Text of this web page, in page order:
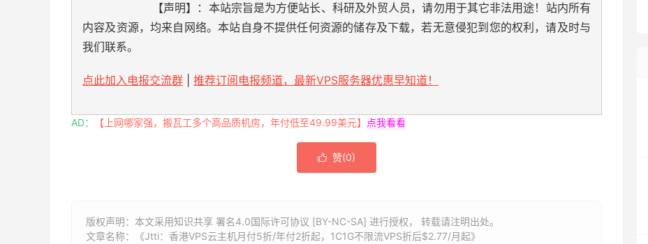
【声明】：本站宗旨是为方便站长、科研及外贸人员，请勿用于其它非法用途！站内所有
内容及资源，均来自网络。本站自身不提供任何资源的储存及下载，若无意侵犯到您的权利，请及时与
我们联系。
点此加入电报交流群 推荐订阅电报频道，最新VPS服务器优惠早知道！
AD： 【上网哪家强，搬瓦工多个高品质机房，年付低至49.99美元】 点我看看
 赞(0)
版权声明：本文采用知识共享 署名4.0国际许可协议 [BY-NC-SA] 进行授权， 转载请注明出处。
文章名称：《Jtti：香港VPS云主机月付5折/年付2折起，1C1G不限流VPS折后$2.77/月起》